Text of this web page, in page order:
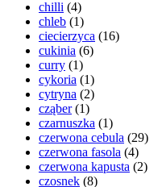
chilli (4)
chleb (1)
ciecierzyca (16)
cukinia (6)
curry (1)
cykoria (1)
cytryna (2)
cząber(1)
czarnuszka (1)
czerwona cebula (29)
czerwona fasola (4)
czerwona kapusta (2)
czosnek (8)